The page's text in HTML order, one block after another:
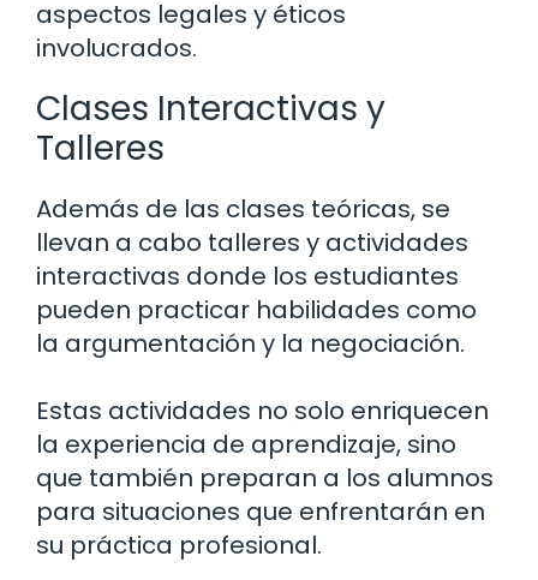
aspectos legales y éticos
involucrados.
Clases Interactivas y
Talleres
Además de las clases teóricas, se
llevan a cabo talleres y actividades
interactivas donde los estudiantes
pueden practicar habilidades como
la argumentación y la negociación.
Estas actividades no solo enriquecen
la experiencia de aprendizaje, sino
que también preparan a los alumnos
para situaciones que enfrentarán en
su práctica profesional.